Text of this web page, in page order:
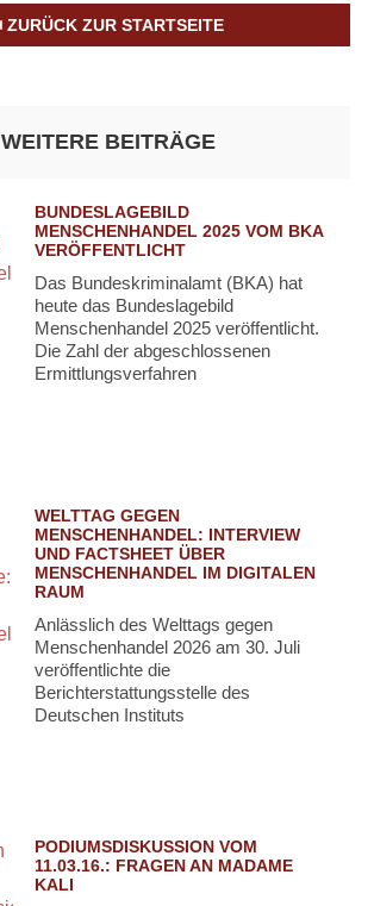
ZURÜCK ZUR STARTSEITE
WEITERE BEITRÄGE
BUNDESLAGEBILD
MENSCHENHANDEL 2025 VOM BKA
VERÖFFENTLICHT
Das Bundeskriminalamt (BKA) hat
heute das Bundeslagebild
Menschenhandel 2025 veröffentlicht.
Die Zahl der abgeschlossenen
Ermittlungsverfahren
WELTTAG GEGEN
MENSCHENHANDEL: INTERVIEW
UND FACTSHEET ÜBER
MENSCHENHANDEL IM DIGITALEN
RAUM
Anlässlich des Welttags gegen
Menschenhandel 2026 am 30. Juli
veröffentlichte die
Berichterstattungsstelle des
Deutschen Instituts
PODIUMSDISKUSSION VOM
11.03.16.: FRAGEN AN MADAME
KALI